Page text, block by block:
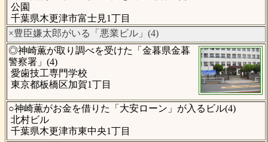
公園
千葉県木更津市富士見1丁目
×豊臣嫌太郎がいる「悪業ビル」(4)
◎神崎薫が取り調べを受けた「金暮県金暮
警察署」(4)
愛歯技工専門学校
東京都板橋区加賀1丁目
○神崎薫がお金を借りた「大安ローン」が入るビル(4)
北村ビル
千葉県木更津市東中央1丁目